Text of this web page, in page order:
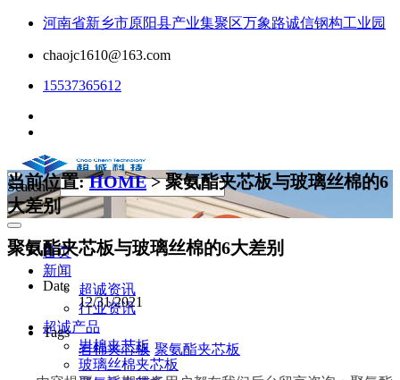
河南省新乡市原阳县产业集聚区万象路诚信钢构工业园
chaojc1610@163.com
15537365612
Search...
首页
新闻
超诚资讯
行业资讯
超诚产品
岩棉夹芯板
玻璃丝棉夹芯板
当前位置:HOME> 聚氨酯夹芯板与玻璃丝棉的6
大差别
聚氨酯夹芯板与玻璃丝棉的6大差别
Date
12/31/2021
Tags
岩棉夹芯板 聚氨酯夹芯板